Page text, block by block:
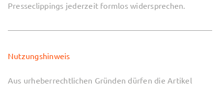
Presseclippings jederzeit formlos widersprechen.
Nutzungshinweis
Aus urheberrechtlichen Gründen dürfen die Artikel